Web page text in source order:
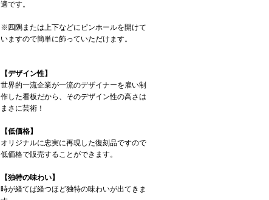
適です。
※四隅または上下などにピンホールを開けて
いますので簡単に飾っていただけます。
【デザイン性】
世界的一流企業が一流のデザイナーを雇い制
作した看板だから、そのデザイン性の高さは
まさに芸術！
【低価格】
オリジナルに忠実に再現した復刻品ですので
低価格で販売することができます。
【独特の味わい】
時が経てば経つほど独特の味わいが出てきま